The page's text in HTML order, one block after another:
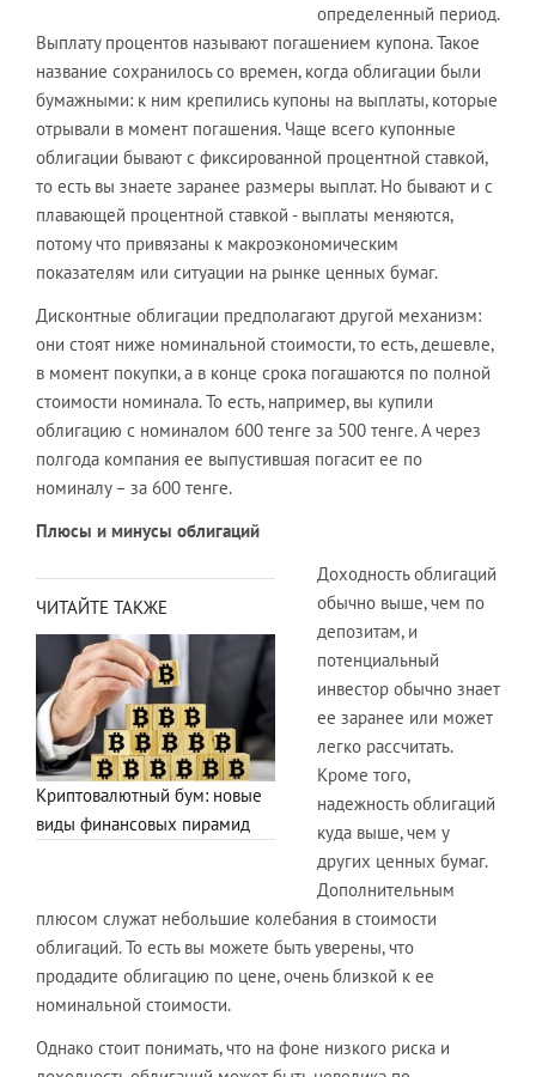
определенный период.
Выплату процентов называют погашением купона. Такое
название сохранилось со времен, когда облигации были
бумажными: к ним крепились купоны на выплаты, которые
отрывали в момент погашения. Чаще всего купонные
облигации бывают с фиксированной процентной ставкой,
то есть вы знаете заранее размеры выплат. Но бывают и c
плавающей процентной ставкой - выплаты меняются,
потому что привязаны к макроэкономическим
показателям или ситуации на рынке ценных бумаг.
Дисконтные облигации предполагают другой механизм:
они стоят ниже номинальной стоимости, то есть, дешевле,
в момент покупки, а в конце срока погашаются по полной
стоимости номинала. То есть, например, вы купили
облигацию с номиналом 600 тенге за 500 тенге. А через
полгода компания ее выпустившая погасит ее по
номиналу – за 600 тенге.
Плюсы и минусы облигаций
ЧИТАЙТЕ ТАКЖЕ
Криптовалютный бум: новые
виды финансовых пирамид
Доходность облигаций
обычно выше, чем по
депозитам, и
потенциальный
инвестор обычно знает
ее заранее или может
легко рассчитать.
Кроме того,
надежность облигаций
куда выше, чем у
других ценных бумаг.
Дополнительным
плюсом служат небольшие колебания в стоимости
облигаций. То есть вы можете быть уверены, что
продадите облигацию по цене, очень близкой к ее
номинальной стоимости.
Однако стоит понимать, что на фоне низкого риска и